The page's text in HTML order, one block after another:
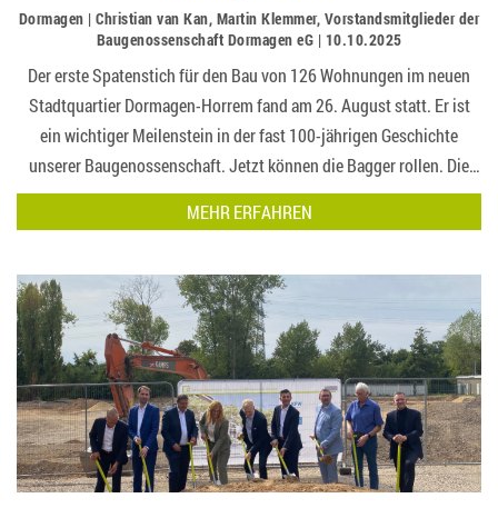
Dormagen | Christian van Kan, Martin Klemmer, Vorstandsmitglieder der
Baugenossenschaft Dormagen eG | 10.10.2025
Der erste Spatenstich für den Bau von 126 Wohnungen im neuen
Stadtquartier Dormagen-Horrem fand am 26. August statt. Er ist
ein wichtiger Meilenstein in der fast 100-jährigen Geschichte
unserer Baugenossenschaft. Jetzt können die Bagger rollen. Die
Arbeiten für den Neubau der ersten vier Mehrfamilienhäuser haben
begonnen….
MEHR ERFAHREN